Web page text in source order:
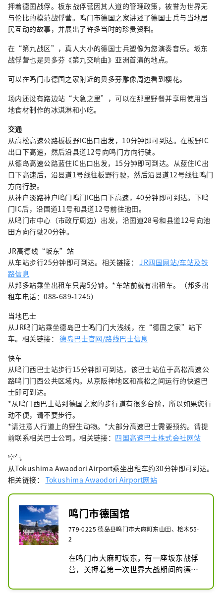
押着德国战俘。板东战俘营因其人道的管理政策，被誉为世界无
与伦比的模范战俘营。鸣门市德国之家讲述了德国士兵与当地居
民互动的故事，并展出了许多当时的珍贵资料。
在“第九战区”，真人大小的德国士兵塑像为您演奏音乐。坂东
战俘营也是贝多芬《第九交响曲》亚洲首演的地点。
可以在鸣门市德国之家附近的贝多芬雕像周边看到樱花。
场内还设有路边站“大急之里”，可以在那里野餐并享用使用当
地食材制作的冰淇淋和小吃。
交通
从高松高速公路板板野IC出口出发，10分钟即可到达。在板野IC
出口下高速，然后沿县道12号向鸣门方向行驶。
从德岛高速公路蓝住IC出口出发，15分钟即可到达。从蓝住IC出
口下高速后，沿县道1号线往板野行驶，然后沿县道12号线往鸣门
方向行驶。
从神户淡路神户鸣门鸣门IC出口下高速，40分钟即可到达。下鸣
门IC后，沿国道11号和县道12号前往池田。
从鸣门市中心（市政厅周边）出发，沿国道28号和县道12号向池
田方向行驶20分钟。
JR高德线“坂东”站
从车站步行25分钟即可到达。相关链接：JR四国网站/车站及铁
路信息
从邦多站乘坐出租车只需5分钟。*车站前就有出租车。（邦多出
租车电话：088-689-1245）
当地巴士
从JR鸣门站乘坐德岛巴士鸣门门大浅线，在“德国之家”站下
车。相关链接：德岛巴士官网/路线巴士信息
快车
从鸣门西巴士站步行15分钟即可到达，该巴士站位于高松高速公
路鸣门门西公共区域内。从京阪神地区和高松之间运行的快速巴
士即可到达。
*从鸣门西巴士站到德国之家的步行道有很多台阶，所以如果您行
动不便，请不要步行。
*请注意人行道上的野生动物。*大部分高速巴士需要预约。请提
前联系相关巴士公司。相关链接： 四国高速巴士株式会社网站
空气
从Tokushima Awaodori Airport乘坐出租车约30分钟即可到达。
相关链接： Tokushima Awaodori Airport网站
鸣门市德国馆
779-0225 德岛县鸣门市大麻町东山田、桧木55-
2
在鸣门市大麻町坂东，有一座坂东战俘
营，关押着第一次世界大战期间的德国
策而被称为世界上独一无二的模范战俘